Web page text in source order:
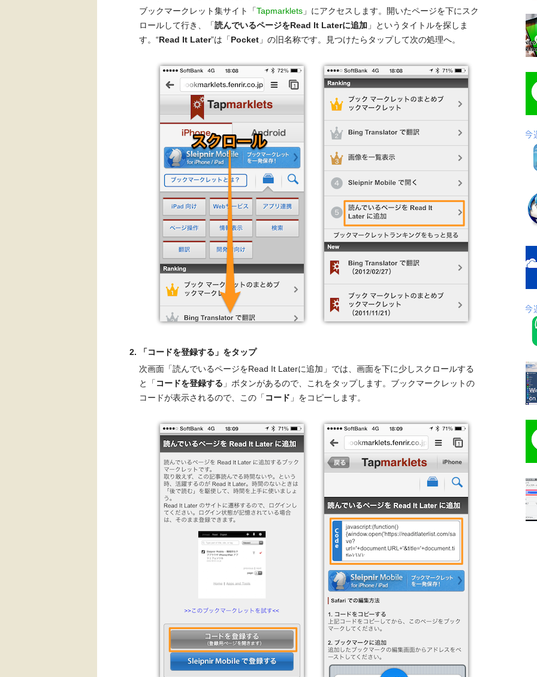
ブックマークレット集サイト「Tapmarklets 」にアクセスします。開いたページを下にスク
ロールして行き、「読んでいるページをRead It Laterに追加 」というタイトルを探しま
す。“Read It Later”は「Pocket 」の旧名称です。見つけたらタップして次の処理へ。
「コードを登録する」をタップ
次画面「読んでいるページをRead It Laterに追加」では、画面を下に少しスクロールする
と「 コードを登録する 」ボタンがあるので、これをタップします。ブックマークレットの
コードが表示されるので、この「 コード 」をコピーします。